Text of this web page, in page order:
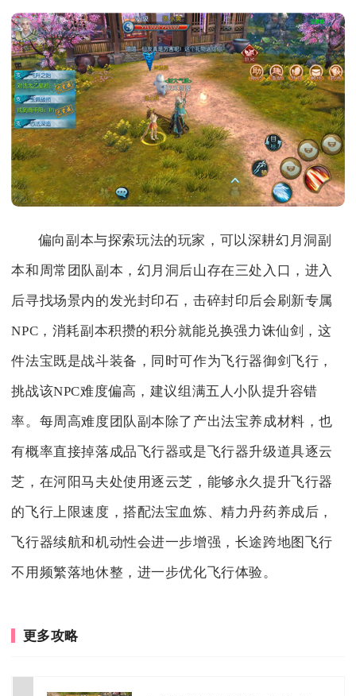
偏向副本与探索玩法的玩家，可以深耕幻月洞副
本和周常团队副本，幻月洞后山存在三处入口，进入
后寻找场景内的发光封印石，击碎封印后会刷新专属
NPC，消耗副本积攒的积分就能兑换强力诛仙剑，这
件法宝既是战斗装备，同时可作为飞行器御剑飞行，
挑战该NPC难度偏高，建议组满五人小队提升容错
率。每周高难度团队副本除了产出法宝养成材料，也
有概率直接掉落成品飞行器或是飞行器升级道具逐云
芝，在河阳马夫处使用逐云芝，能够永久提升飞行器
的飞行上限速度，搭配法宝血炼、精力丹药养成后，
飞行器续航和机动性会进一步增强，长途跨地图飞行
不用频繁落地休整，进一步优化飞行体验。
更多攻略